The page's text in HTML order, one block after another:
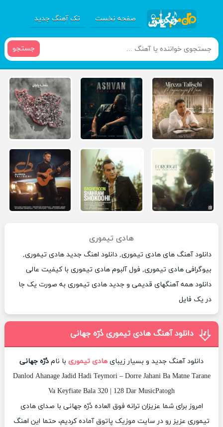
صفحه نخست تک آهنگ جدید
جستجو
هادی تیموری
دانلود آهنگ های هادی تیموری, دانلود اهنگ جدید هادی تیموری,
بیوگرافی هادی تیموری, فول آلبوم هادی تیموری با کیفیت عالی
دانلود همه آهنگهای قدیمی و جدید هادی تیموری به صورت یک جا
در یک فایل
دانلود آهنگ هادی تیموری دُرّه جهانی
دانلود آهنگ جدید و بسیار زیبایهادی تیموری با نام دُرّه جهانی
Danlod Ahanage Jadid Hadi Teymori – Dorre Jahani Ba Matne Tarane
Va Keyfiate Bala 320 | 128 Dar MusicPatogh
امروز برای شما عزیزان ترانه فوق العاده دُرّه جهانی با صدای هادی
تیموری عزیز رو در سایت موزیک پاتوق آماده کردیم، حتما این اهنگ